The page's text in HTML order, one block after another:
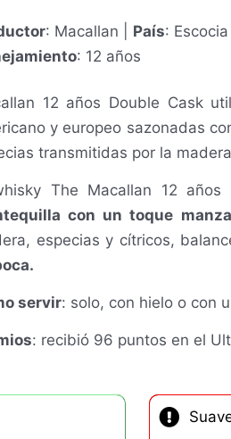
: Macallan | País: Escocia
: 12 años
12 años Double Cask
y europeo sazonadas
transmitidas por la
The Macallan 12
con un toque
especias y cítricos,
servir: solo, con hielo o con
: recibió 96 puntos en el